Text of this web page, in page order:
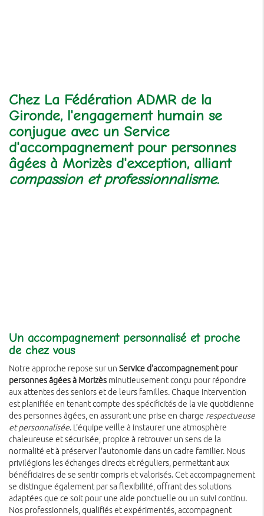
Chez La Fédération ADMR de la
Gironde, l'engagement humain se
conjugue avec un Service
d'accompagnement pour personnes
âgées à Morizèsd'exception, alliant
compassion et professionnalisme.
Un accompagnement personnalisé et proche
de chez vous
Notre approche repose sur un Service d'accompagnement pour
personnes âgées à Morizès minutieusement conçu pour répondre
aux attentes des seniors et de leurs familles. Chaque intervention
est planifiée en tenant compte des spécificités de la vie quotidienne
des personnes âgées, en assurant une prise en charge respectueuse
et personnalisée. L'équipe veille à instaurer une atmosphère
chaleureuse et sécurisée, propice à retrouver un sens de la
normalité et à préserver l'autonomie dans un cadre familier. Nous
privilégions les échanges directs et réguliers, permettant aux
bénéficiaires de se sentir compris et valorisés. Cet accompagnement
se distingue également par sa flexibilité, offrant des solutions
adaptées que ce soit pour une aide ponctuelle ou un suivi continu.
Nos professionnels, qualifiés et expérimentés, accompagnent